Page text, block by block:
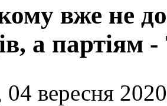
вже не
а партіям
вересня